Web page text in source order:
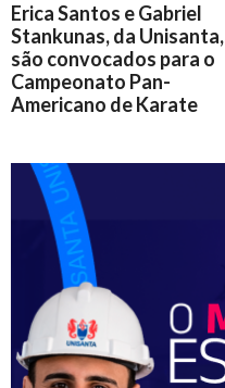
Erica Santos e Gabriel
Stankunas, da Unisanta,
são convocados para o
Campeonato Pan-
Americano de Karate